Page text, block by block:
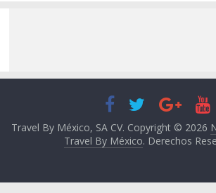
Travel By México, SA CV. Copyright © 2026
Travel By México. Derechos